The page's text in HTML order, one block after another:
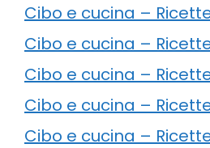
Cibo e cucina –
Cibo e cucina –
Cibo e cucina –
Cibo e cucina –
Cibo e cucina –